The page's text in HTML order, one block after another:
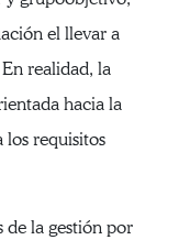
el llevar a
realidad, la
hacia la
requisitos
de la gestión por